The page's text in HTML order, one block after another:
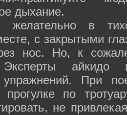
дыхание.
желательно в
с закрытыми
нос. Но, к
Эксперты айкидо
упражнений. При
прогулке по
не